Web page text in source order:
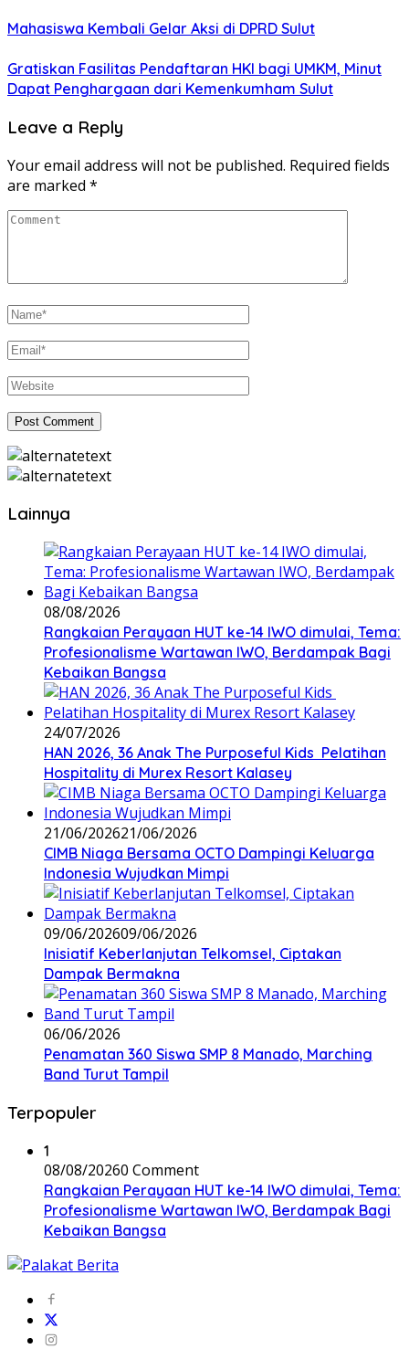
Mahasiswa Kembali Gelar Aksi di DPRD Sulut
Gratiskan Fasilitas Pendaftaran HKI bagi UMKM, Minut
Dapat Penghargaan dari Kemenkumham Sulut
Leave a Reply
Your email address will not be published. Required fields
are marked *
Lainnya
08/08/2026
Rangkaian Perayaan HUT ke-14 IWO dimulai, Tema:
Profesionalisme Wartawan IWO, Berdampak Bagi
Kebaikan Bangsa
24/07/2026
HAN 2026, 36 Anak The Purposeful Kids Pelatihan
Hospitality di Murex Resort Kalasey
21/06/202621/06/2026
CIMB Niaga Bersama OCTO Dampingi Keluarga
Indonesia Wujudkan Mimpi
09/06/202609/06/2026
Inisiatif Keberlanjutan Telkomsel, Ciptakan
Dampak Bermakna
06/06/2026
Penamatan 360 Siswa SMP 8 Manado, Marching
Band Turut Tampil
Terpopuler
1
08/08/20260 Comment
Rangkaian Perayaan HUT ke-14 IWO dimulai, Tema:
Profesionalisme Wartawan IWO, Berdampak Bagi
Kebaikan Bangsa